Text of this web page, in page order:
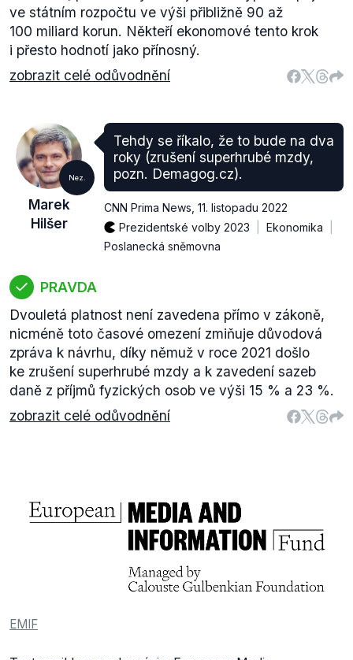
ve státním rozpočtu ve výši přibližně 90 až
100 miliard korun. Někteří ekonomové tento krok
i přesto hodnotí jako přínosný.
zobrazit celé odůvodnění
Nez.
Marek
Hilšer
Tehdy se říkalo, že to bude na dva
roky (zrušení superhrubé mzdy,
pozn. Demagog.cz).
CNN Prima News 11. listopadu 2022
Prezidentské volby 2023
Ekonomika
Poslanecká sněmovna
PRAVDA
Dvouletá platnost není zavedena přímo v zákoně,
nicméně toto časové omezení zmiňuje důvodová
zpráva k návrhu, díky němuž v roce 2021 došlo
ke zrušení superhrubé mzdy a k zavedení sazeb
daně z příjmů fyzických osob ve výši 15 % a 23 %.
zobrazit celé odůvodnění
EMIF